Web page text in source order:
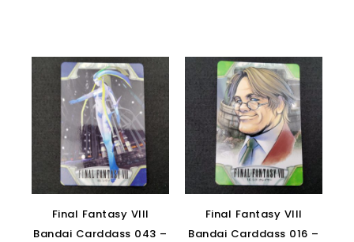
Final Fantasy VIII
Bandai Carddass 043 –
Final Fantasy VIII
Bandai Carddass 016 –